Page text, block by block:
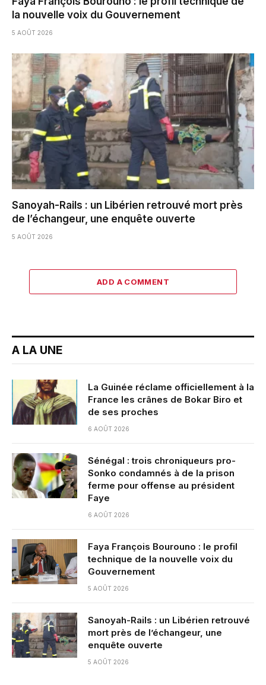
la nouvelle voix du Gouvernement
5 AOÛT 2026
Sanoyah-Rails : un Libérien retrouvé mort près
de l’échangeur, une enquête ouverte
5 AOÛT 2026
ADD A COMMENT
A LA UNE
La Guinée réclame officiellement à la
France les crânes de Bokar Biro et
de ses proches
6 AOÛT 2026
Sénégal : trois chroniqueurs pro-
Sonko condamnés à de la prison
ferme pour offense au président
Faye
6 AOÛT 2026
Faya François Bourouno : le profil
technique de la nouvelle voix du
Gouvernement
5 AOÛT 2026
Sanoyah-Rails : un Libérien retrouvé
mort près de l’échangeur, une
enquête ouverte
5 AOÛT 2026